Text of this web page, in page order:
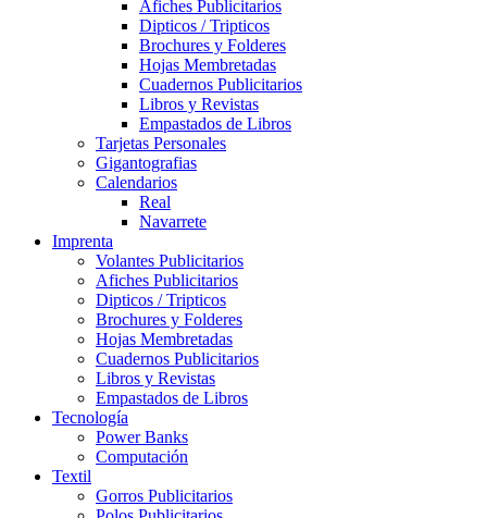
Afiches Publicitarios
Dipticos / Tripticos
Brochures y Folderes
Hojas Membretadas
Cuadernos Publicitarios
Libros y Revistas
Empastados de Libros
Tarjetas Personales
Gigantografias
Calendarios
Real
Navarrete
Imprenta
Volantes Publicitarios
Afiches Publicitarios
Dipticos / Tripticos
Brochures y Folderes
Hojas Membretadas
Cuadernos Publicitarios
Libros y Revistas
Empastados de Libros
Tecnología
Power Banks
Computación
Textil
Gorros Publicitarios